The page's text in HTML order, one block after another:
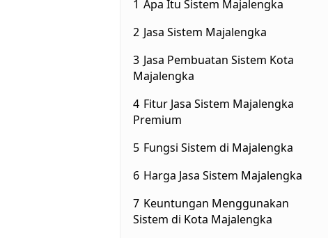
1 Apa Itu Sistem Majalengka
2 Jasa Sistem Majalengka
3 Jasa Pembuatan Sistem Kota
Majalengka
4 Fitur Jasa Sistem Majalengka
Premium
5 Fungsi Sistem di Majalengka
6 Harga Jasa Sistem Majalengka
7 Keuntungan Menggunakan
Sistem di Kota Majalengka